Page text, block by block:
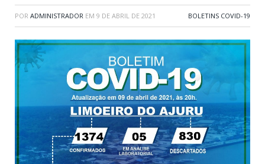
POR ADMINISTRADOR EM 9 DE ABRIL DE 2021 BOLETINS COVID-19